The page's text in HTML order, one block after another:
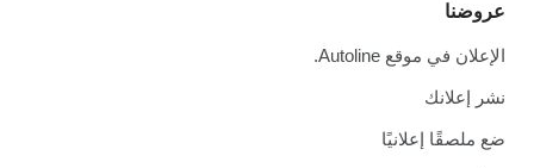
عروضنا
الإعلان في موقع Autoline.
نشر إعلانك
ضع ملصقًا إعلانيًا